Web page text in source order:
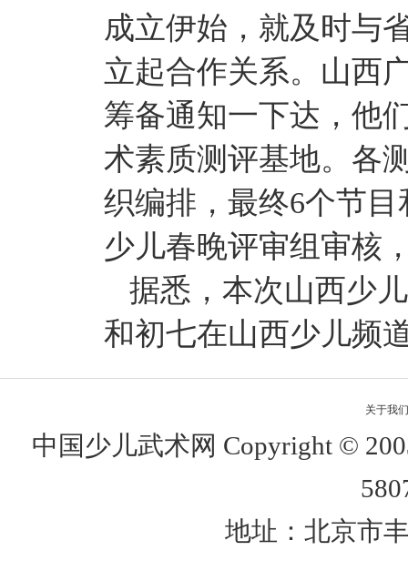
成立伊始，就及时与
立起合作关系。山西
筹备通知一下达，他
术素质测评基地。各
织编排，最终6个节
少儿春晚评审组审核
据悉，本次山西少
和初七在山西少儿频
关于我们
中国少儿武术网 Copyright ©
地址：北京市